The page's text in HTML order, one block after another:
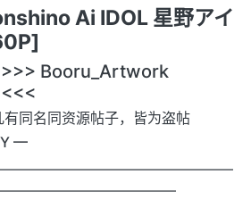
Ai IDOL 星野アイ
Booru_Artwork
同名同资源帖子，皆为盗帖
—